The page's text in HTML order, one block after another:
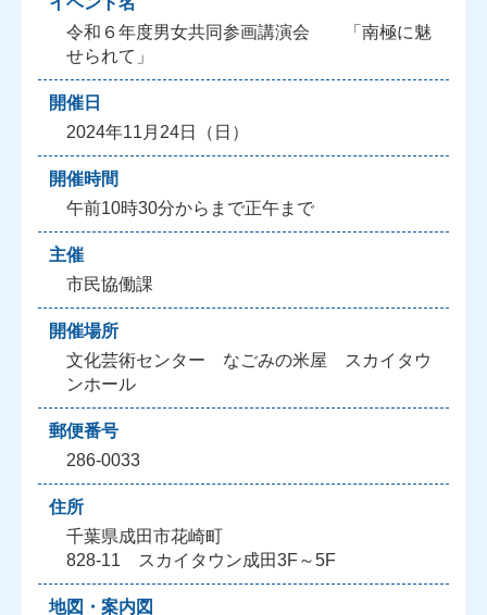
令和６年度男女共同参画講演会 「南極に魅
せられて」
開催日
2024年11月24日（日）
開催時間
午前10時30分からまで正午まで
主催
市民協働課
開催場所
文化芸術センター なごみの米屋 スカイタウ
ンホール
郵便番号
286-0033
住所
千葉県成田市花崎町
828-11 スカイタウン成田3F～5F
地図・案内図